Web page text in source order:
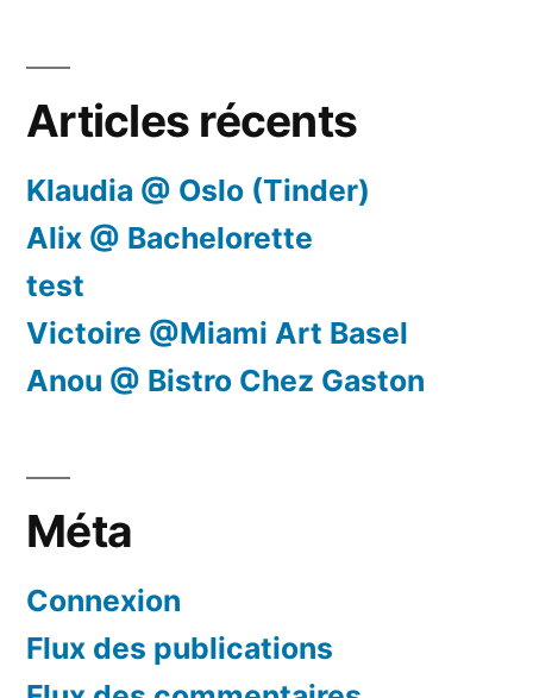
Articles récents
Klaudia @ Oslo (Tinder)
Alix @ Bachelorette
test
Victoire @Miami Art Basel
Anou @ Bistro Chez Gaston
Méta
Connexion
Flux des publications